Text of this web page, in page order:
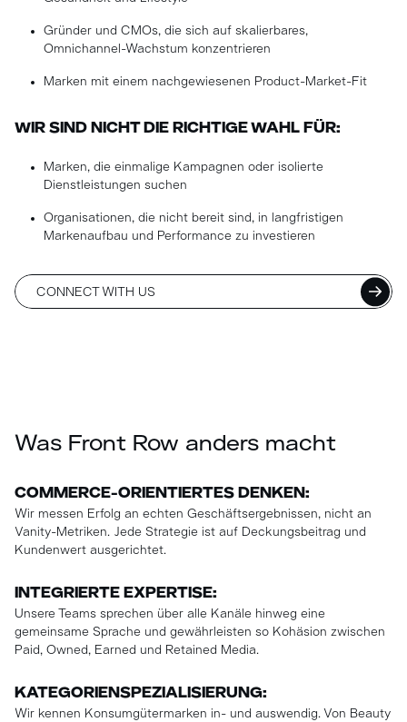
Gründer und CMOs, die sich auf skalierbares,
Omnichannel-Wachstum konzentrieren
Marken mit einem nachgewiesenen Product-Market-Fit
WIR SIND NICHT DIE RICHTIGE WAHL FÜR:
Marken, die einmalige Kampagnen oder isolierte
Dienstleistungen suchen
Organisationen, die nicht bereit sind, in langfristigen
Markenaufbau und Performance zu investieren
CONNECT WITH US
Was Front Row anders macht
COMMERCE-ORIENTIERTES DENKEN:
Wir messen Erfolg an echten Geschäftsergebnissen, nicht an
Vanity-Metriken. Jede Strategie ist auf Deckungsbeitrag und
Kundenwert ausgerichtet.
INTEGRIERTE EXPERTISE:
Unsere Teams sprechen über alle Kanäle hinweg eine
gemeinsame Sprache und gewährleisten so Kohäsion zwischen
Paid, Owned, Earned und Retained Media.
KATEGORIENSPEZIALISIERUNG:
Wir kennen Konsumgütermarken in- und auswendig. Von Beauty